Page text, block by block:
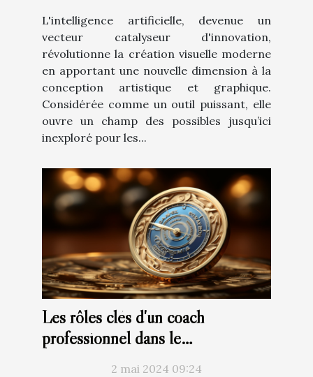
L'intelligence artificielle, devenue un
vecteur catalyseur d'innovation,
révolutionne la création visuelle moderne
en apportant une nouvelle dimension à la
conception artistique et graphique.
Considérée comme un outil puissant, elle
ouvre un champ des possibles jusqu’ici
inexploré pour les...
Les rôles clés d'un coach
professionnel dans le
développement de carrière
2 mai 2024 09:24